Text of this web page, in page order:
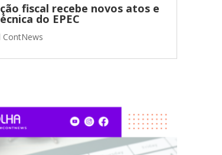
fiscal recebe novos atos e
do EPEC
ContNews